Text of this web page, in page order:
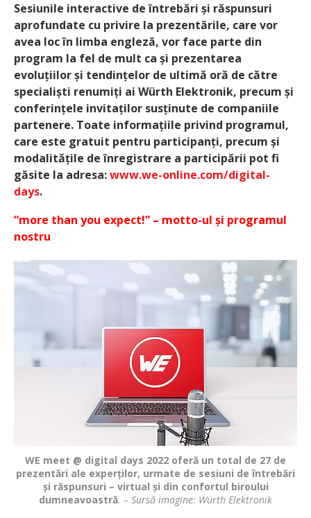
Sesiunile interactive de întrebări și răspunsuri
aprofundate cu privire la prezentările, care vor
avea loc în limba engleză, vor face parte din
program la fel de mult ca și prezentarea
evoluțiilor și tendințelor de ultimă oră de către
specialiști renumiți ai Würth Elektronik, precum și
conferințele invitaților susținute de companiile
partenere. Toate informațiile privind programul,
care este gratuit pentru participanți, precum și
modalitățile de înregistrare a participării pot fi
găsite la adresa:www.we-online.com/digital-
days.
“more than you expect!” – motto-ul și programul
nostru
WE meet @ digital days 2022 oferă un total de 27 de
prezentări ale experților, urmate de sesiuni de întrebări
și răspunsuri – virtual și din confortul biroului
dumneavoastră. – Sursă imagine: Würth Elektronik